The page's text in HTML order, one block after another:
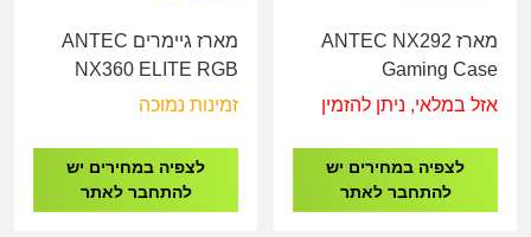
מארז ANTEC NX292
Gaming Case
אזל במלאי, ניתן להזמין
לצפיה במחירים יש
להתחבר לאתר
מארז גיימרים ANTEC
NX360 ELITE RGB
Gaming Case
זמינות נמוכה
לצפיה במחירים יש
להתחבר לאתר